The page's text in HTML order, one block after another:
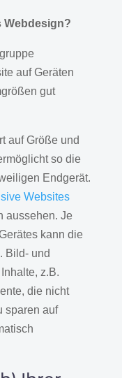
Webdesign?
auf Geräten
gut
auf Größe und
so die
Endgerät.
Websites
aussehen. Je
kann die
Bild- und
z.B.
die nicht
sparen auf